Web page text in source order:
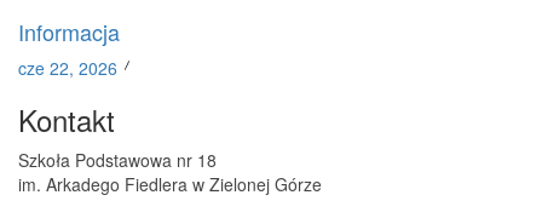
Informacja
cze 22, 2026
Kontakt
Szkoła Podstawowa nr 18
im. Arkadego Fiedlera w Zielonej Górze